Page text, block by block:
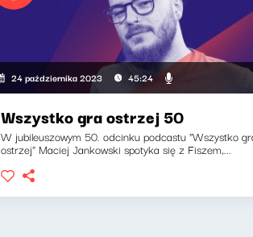
24 października 2023 45:24
Wszystko gra ostrzej 50
W jubileuszowym 50. odcinku podcastu "Wszystko
ostrzej" Maciej Jankowski spotyka się z Fiszem,...